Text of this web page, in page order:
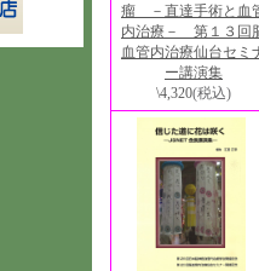
瘤 －直達手術と血
内治療－ 第１３回
血管内治療仙台セミ
ー講演集
\4,320(税込)